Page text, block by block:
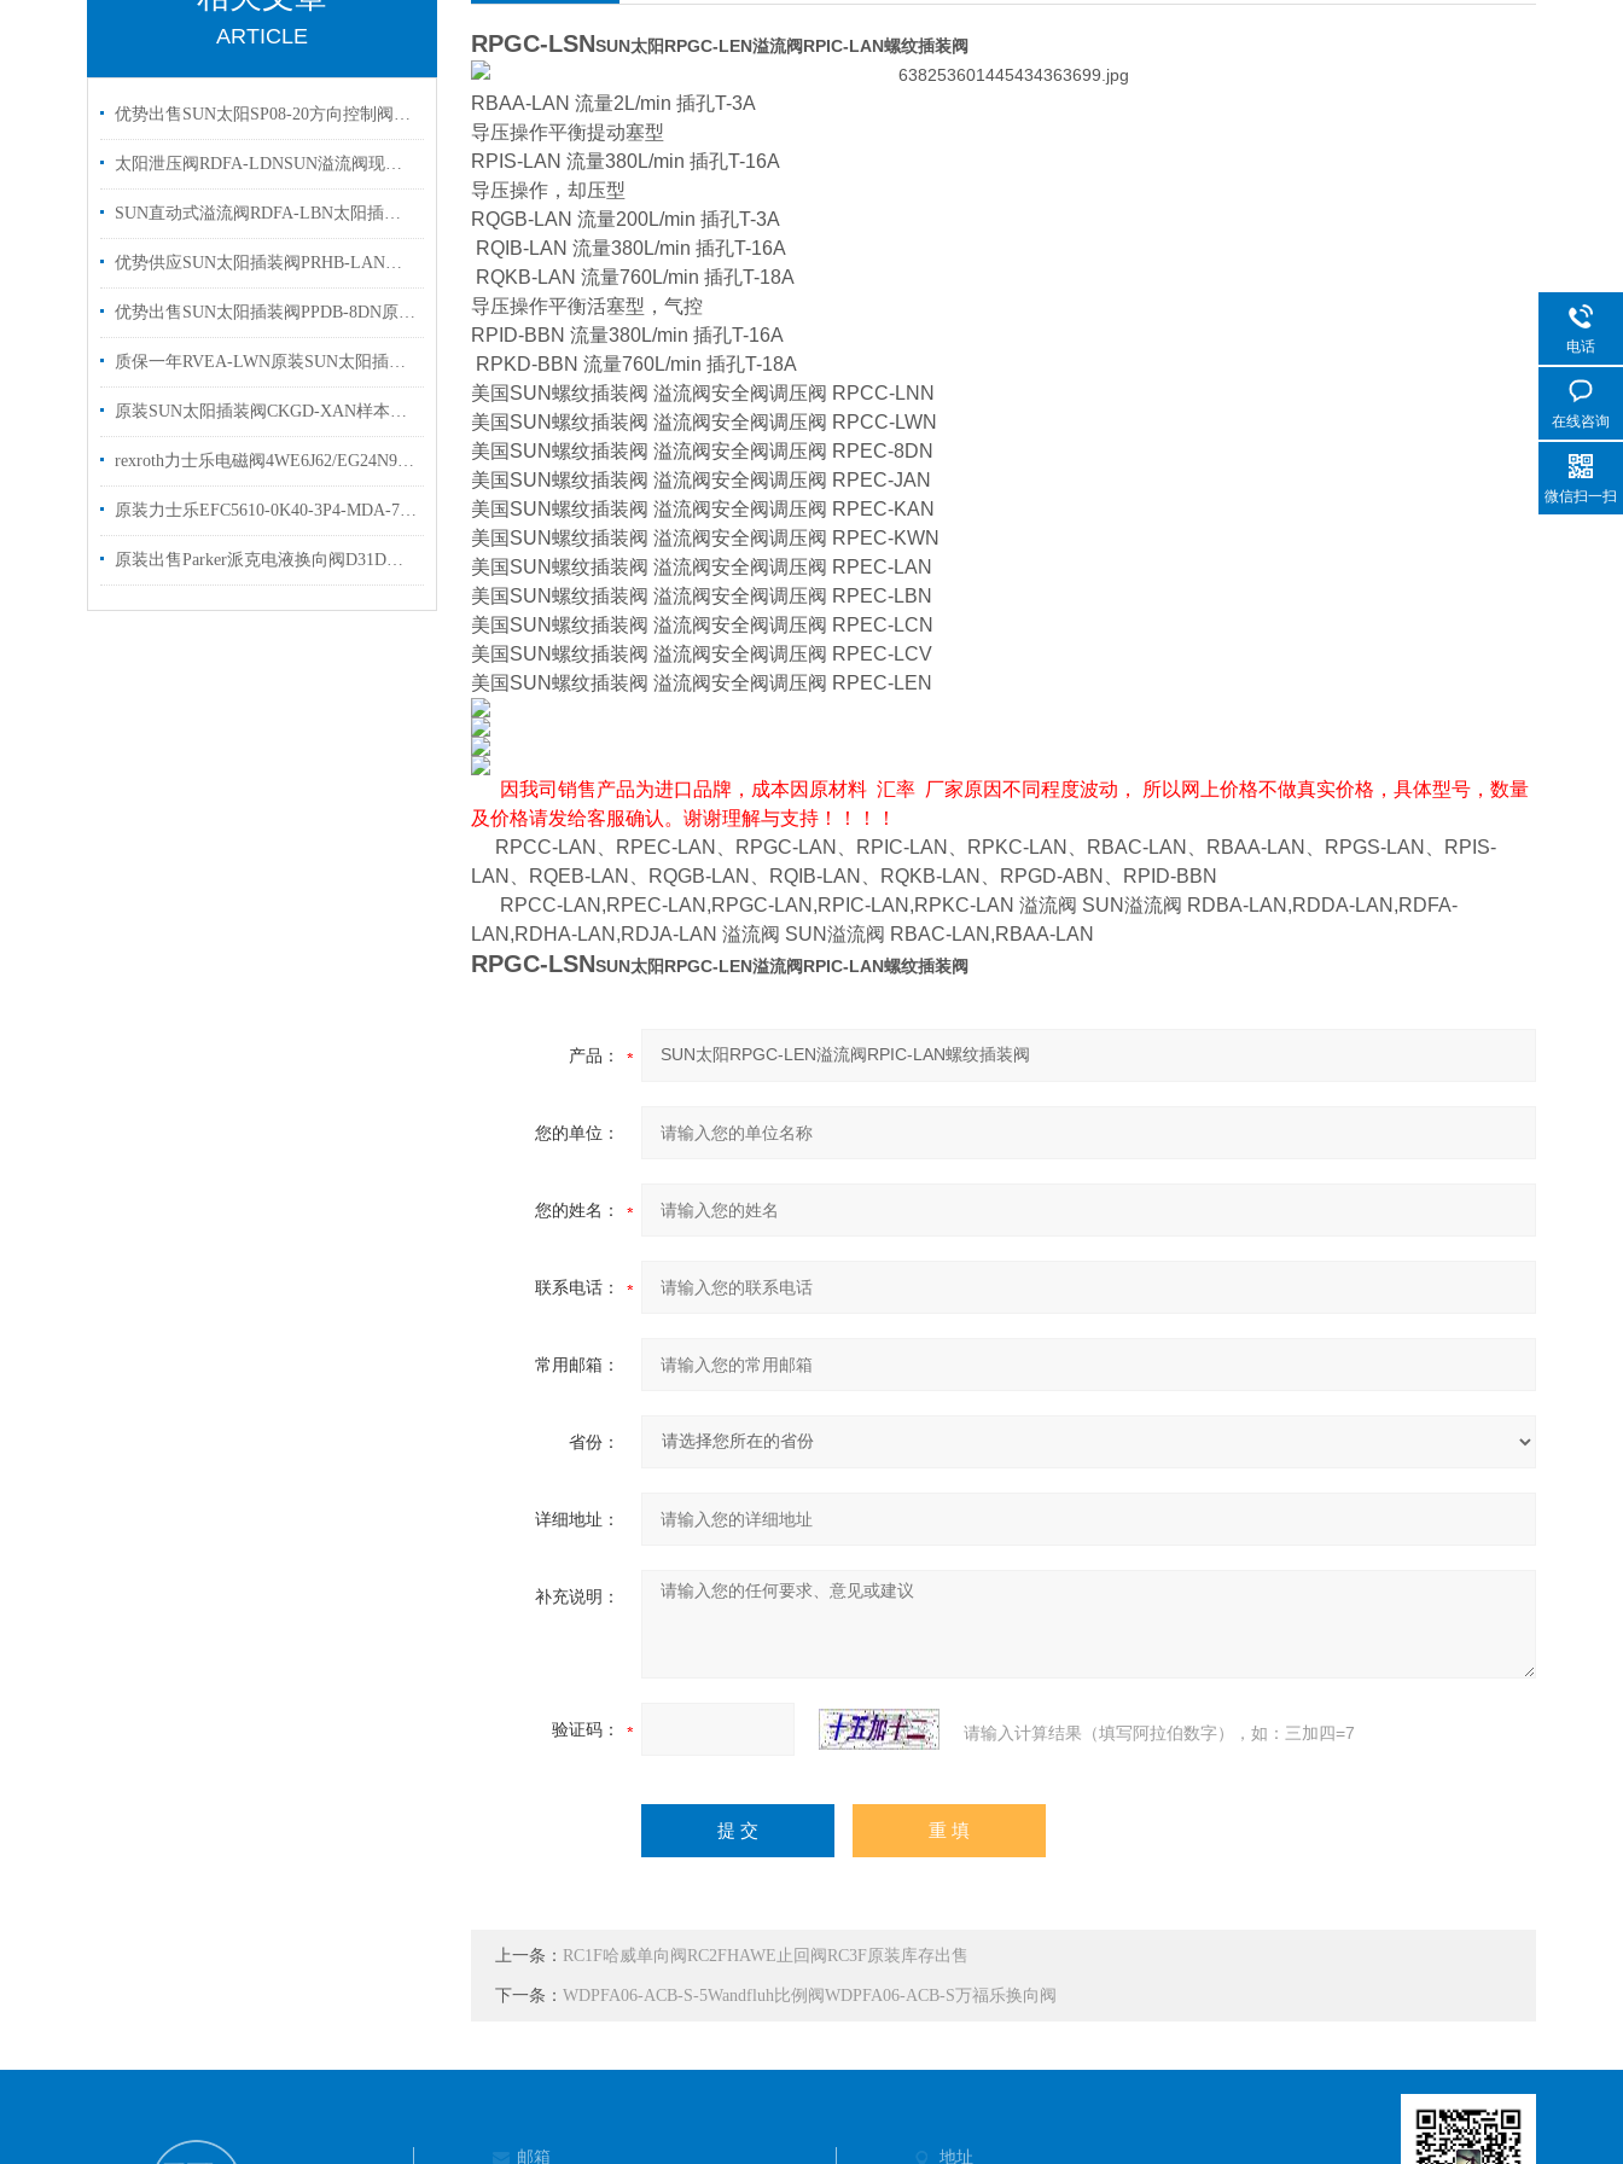
ARTICLE
优势出售SUN太阳SP08-20方向控制阀有库存
太阳泄压阀RDFA-LDNSUN溢流阀现货出售欢迎选购
SUN直动式溢流阀RDFA-LBN太阳插装阀有库存欢迎询价
优势供应SUN太阳插装阀PRHB-LAN电磁阀原装现货
优势出售SUN太阳插装阀PPDB-8DN原装有库存
质保一年RVEA-LWN原装SUN太阳插装阀参数溢流阀
原装SUN太阳插装阀CKGD-XAN样本优势出售
rexroth力士乐电磁阀4WE6J62/EG24N9K4两位三通阀
原装力士乐EFC5610-0K40-3P4-MDA-7P变频器现货出售
原装出售Parker派克电液换向阀D31DW004C2NJW
RPGC-LSNSUN太阳RPGC-LEN溢流阀RPIC-LAN螺纹插装阀
RBAA-LAN 流量2L/min 插孔T-3A
导压操作平衡提动塞型
RPIS-LAN 流量380L/min 插孔T-16A
导压操作，却压型
RQGB-LAN 流量200L/min 插孔T-3A
RQIB-LAN 流量380L/min 插孔T-16A
RQKB-LAN 流量760L/min 插孔T-18A
导压操作平衡活塞型，气控
RPID-BBN 流量380L/min 插孔T-16A
RPKD-BBN 流量760L/min 插孔T-18A
美国SUN螺纹插装阀 溢流阀安全阀调压阀 RPCC-LNN
美国SUN螺纹插装阀 溢流阀安全阀调压阀 RPCC-LWN
美国SUN螺纹插装阀 溢流阀安全阀调压阀 RPEC-8DN
美国SUN螺纹插装阀 溢流阀安全阀调压阀 RPEC-JAN
美国SUN螺纹插装阀 溢流阀安全阀调压阀 RPEC-KAN
美国SUN螺纹插装阀 溢流阀安全阀调压阀 RPEC-KWN
美国SUN螺纹插装阀 溢流阀安全阀调压阀 RPEC-LAN
美国SUN螺纹插装阀 溢流阀安全阀调压阀 RPEC-LBN
美国SUN螺纹插装阀 溢流阀安全阀调压阀 RPEC-LCN
美国SUN螺纹插装阀 溢流阀安全阀调压阀 RPEC-LCV
美国SUN螺纹插装阀 溢流阀安全阀调压阀 RPEC-LEN
因我司销售产品为进口品牌，成本因原材料 汇率 厂家原因不同程度波动， 所以网上价格不做真实价格，具体型号，数量
及价格请发给客服确认。谢谢理解与支持！！！！
RPCC-LAN、RPEC-LAN、RPGC-LAN、RPIC-LAN、RPKC-LAN、RBAC-LAN、RBAA-LAN、RPGS-LAN、RPIS-
LAN、RQEB-LAN、RQGB-LAN、RQIB-LAN、RQKB-LAN、RPGD-ABN、RPID-BBN
RPCC-LAN,RPEC-LAN,RPGC-LAN,RPIC-LAN,RPKC-LAN 溢流阀 SUN溢流阀 RDBA-LAN,RDDA-LAN,RDFA-
LAN,RDHA-LAN,RDJA-LAN 溢流阀 SUN溢流阀 RBAC-LAN,RBAA-LAN
RPGC-LSNSUN太阳RPGC-LEN溢流阀RPIC-LAN螺纹插装阀
产品：
您的单位：
您的姓名：
联系电话：
常用邮箱：
省份：
详细地址：
补充说明：
验证码： 请输入计算结果（填写阿拉伯数字），如：三加四=7
上一条： RC1F哈威单向阀RC2FHAWE止回阀RC3F原装库存出售
下一条： WDPFA06-ACB-S-5Wandfluh比例阀WDPFA06-ACB-S万福乐换向阀
邮箱 地址
电话
在线咨询
微信扫一扫